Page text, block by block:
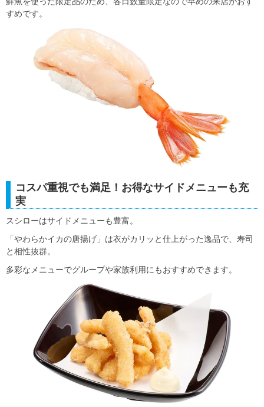
すめです。
コスパ重視でも満足！お得なサイドメニューも充
実
スシローはサイドメニューも豊富。
「やわらかイカの唐揚げ」は衣がカリッと仕上がった逸品で、寿司
と相性抜群。
多彩なメニューでグループや家族利用にもおすすめできます。